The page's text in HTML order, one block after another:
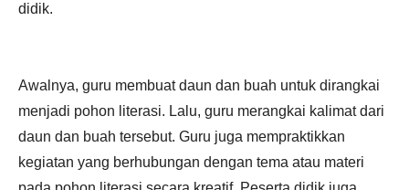
didik.
Awalnya, guru membuat daun dan buah untuk dirangkai
menjadi pohon literasi. Lalu, guru merangkai kalimat dari
daun dan buah tersebut. Guru juga mempraktikkan
kegiatan yang berhubungan dengan tema atau materi